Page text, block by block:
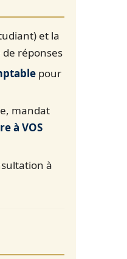
et la
réponses
pour
mandat
à VOS
à